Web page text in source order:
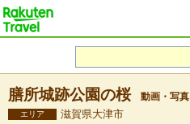
膳所城跡公園の桜 動画・写真
エリア 滋賀県大津市